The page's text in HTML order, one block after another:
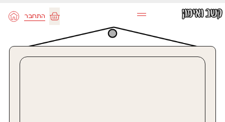
דילוג
לתוכן
עגלת
קניות
התחבר